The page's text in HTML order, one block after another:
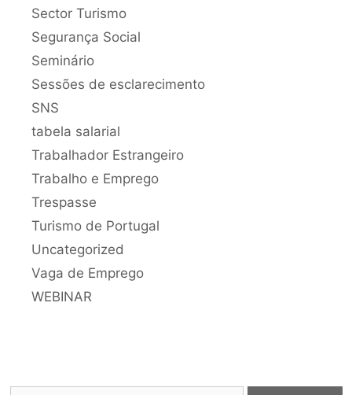
Sector Turismo
Segurança Social
Seminário
Sessões de esclarecimento
SNS
tabela salarial
Trabalhador Estrangeiro
Trabalho e Emprego
Trespasse
Turismo de Portugal
Uncategorized
Vaga de Emprego
WEBINAR